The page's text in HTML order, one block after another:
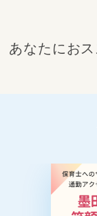
あなたにおス